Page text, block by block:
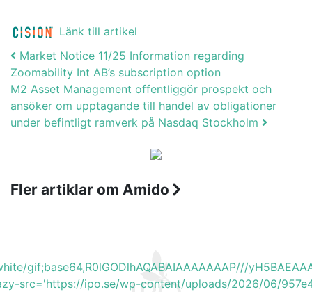
Länk till artikel
Post navigation
Market Notice 11/25 Information regarding
Zoomability Int AB’s subscription option
M2 Asset Management offentliggör prospekt och
ansöker om upptagande till handel av obligationer
under befintligt ramverk på Nasdaq Stockholm
Fler artiklar om Amido
gif;base64,R0lGODlhAQABAIAAAAAAAP///
src='https://ipo.se/wp-content/uploads/2026/06/